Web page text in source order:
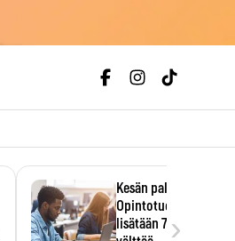
Kesän palkka
Opintotuen
lisätään 7,5
›